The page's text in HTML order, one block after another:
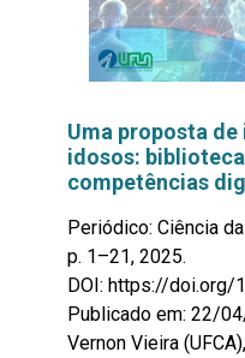
Uma proposta
idosos:
competências
Periódico: Ciência
p. 1–21, 2025.
DOI: https://doi.org/
Publicado em: 22/
Vernon Vieira